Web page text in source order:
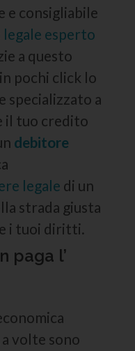
e consigliabile
esperto
a questo
pochi click lo
specializzato a
il tuo credito
debitore
legale di un
strada giusta
i tuoi diritti.
paga l’
volte sono